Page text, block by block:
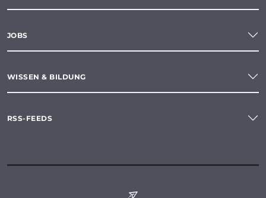
JOBS
WISSEN & BILDUNG
RSS-FEEDS